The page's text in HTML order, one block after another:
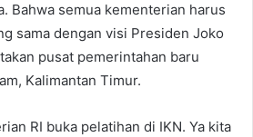
Bahwa semua kementerian harus
sama dengan visi Presiden Joko
pusat pemerintahan baru
Kalimantan Timur.
RI buka pelatihan di IKN. Ya kita